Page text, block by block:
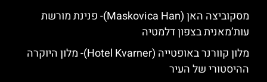
מסקוביצה האן (Maskovica Han)- פנינת מורשת
עות’מאנית בצפון דלמטיה
מלון קוורנר באופטייה (Hotel Kvarner)- מלון היוקרה
ההיסטורי של העיר